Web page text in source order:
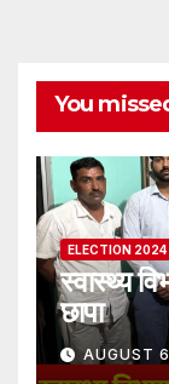
You
ELECTION 2024
स्वास्थ्य
छापा
AUGUST